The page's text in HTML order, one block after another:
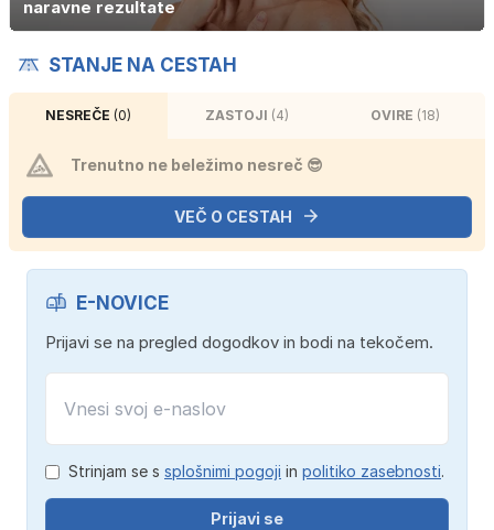
naravne rezultate
STANJE NA CESTAH
NESREČE (0) ZASTOJI (4) OVIRE (18)
Trenutno ne beležimo nesreč 😎
VEČ O CESTAH
E-NOVICE
Prijavi se na pregled dogodkov in bodi na tekočem.
Strinjam se s splošnimi pogoji in politiko zasebnosti.
Prijavi se